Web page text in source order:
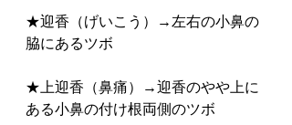
★迎香（げいこう）→左右の小鼻の
脇にあるツボ
★上迎香（鼻痛）→迎香のやや上に
ある小鼻の付け根両側のツボ